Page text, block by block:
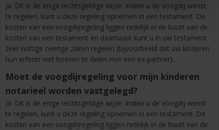
Ja. Dit is de enige rechtsgeldige wijze. Indien u de voogdij wenst
te regelen, kunt u deze regeling opnemen in een testament. De
kosten van een voogdijregeling liggen redelijk in de buurt van de
kosten van een testament en daarnaast kunt u in uw testament
zeer nuttige overige zaken regelen (bijvoorbeeld dat uw kinderen
hun erfenis niet hoeven te delen met een ex-partner).
Moet de voogdijregeling voor mijn kinderen
notarieel worden vastgelegd?
Ja. Dit is de enige rechtsgeldige wijze. Indien u de voogdij wenst
te regelen, kunt u deze regeling opnemen in een testament. De
kosten van een voogdijregeling liggen redelijk in de buurt van de